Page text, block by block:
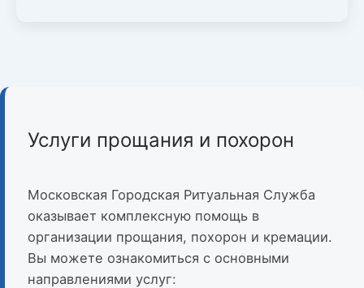
Услуги прощания и похорон
Московская Городская Ритуальная Служба
оказывает комплексную помощь в
организации прощания, похорон и кремации.
Вы можете ознакомиться с основными
направлениями услуг: